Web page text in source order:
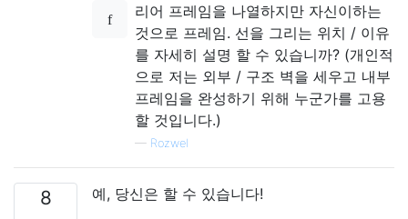
리어 프레임을 나열하지만 자신이하는
것으로 프레임. 선을 그리는 위치 / 이유
를 자세히 설명 할 수 있습니까? (개인적
으로 저는 외부 / 구조 벽을 세우고 내부
프레임을 완성하기 위해 누군가를 고용
할 것입니다.)
— Rozwel
8
예, 당신은 할 수 있습니다!